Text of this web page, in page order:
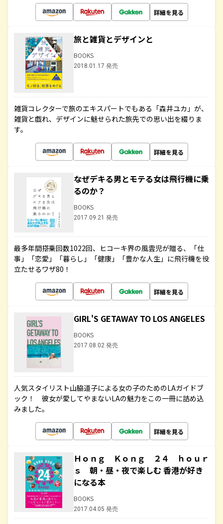
詳細を見る
旅と雑貨とデザインと
BOOKS
2018.01.17 発売
雑貨コレクターで旅のエキスパートでもある「森井ユカ」が、
雑貨と戯れ、デザインに魅せられた旅先での思い出を綴りま
す。
詳細を見る
なぜデキる男とモテる女は飛行機に乗
るのか？
BOOKS
2017.09.21 発売
最多年間搭乗回数1022回、ヒコーキ界の風雲児が贈る、「仕
事」「恋愛」「暮らし」「健康」「豊かな人生」に飛行機を役
立たせるワザ80！
詳細を見る
GIRL'S GETAWAY TO LOS ANGELES
BOOKS
2017.08.02 発売
人気スタイリスト山脇道子による女の子のためのLAガイドブ
ック！ 彼女が愛してやまないLAの魅力をこの一冊に詰め込
みました。
詳細を見る
Ｈｏｎｇ Ｋｏｎｇ ２４ ｈｏｕｒ
ｓ 朝・昼・夜で楽しむ 香港が好き
になる本
BOOKS
2017.04.05 発売